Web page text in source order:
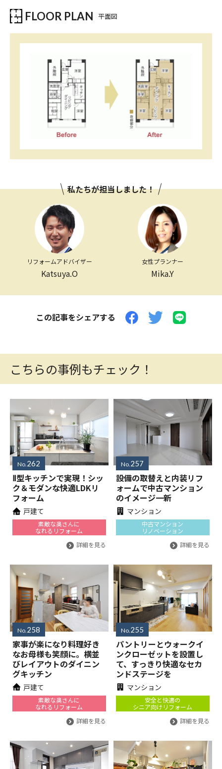
FLOOR PLAN 平面図
私たちが担当しました！
リフォームアドバイザー
Katsuya.O
女性プランナー
Mika.Y
この記事をシェアする
こちらの事例もチェック！
No.262
Ⅱ型キッチンで実現！シッ
ク＆モダンな快適LDKリ
フォーム
戸建て
素敵な奥さんに
なれるリフォーム
詳細を見る
No.257
設備の取替えと内装リフ
ォームで中古マンション
のイメージ一新
マンション
中古マンション
リノベーション
詳細を見る
No. 258
家事が楽になり料理好き
なお母様も笑顔に。横並
びレイアウトのダイニン
グキッチン
戸建て
素敵な奥さんに
なれるリフォーム
詳細を見る
No. 255
パントリーとウォークイ
ンクローゼットを設置し
て、すっきり快適なセカ
ンドステージを
マンション
安全と快適の
シニア向けリフォーム
詳細を見る